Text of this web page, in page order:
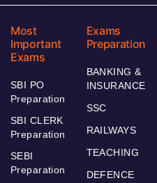
Most
Important
Exams
SBI PO
Preparation
SBI CLERK
Preparation
SEBI
Preparation
Exams
Preparation
BANKING &
INSURANCE
SSC
RAILWAYS
TEACHING
DEFENCE